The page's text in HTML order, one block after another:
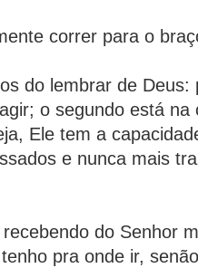
correr para o
do lembrar de Deus:
o segundo está na
Ele tem a
e nunca mais
do Senhor
pra onde ir,